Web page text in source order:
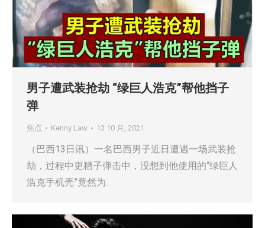
男子遭武装抢劫 “绿巨人浩克”帮他挡子
弹
焦点 Kenny Law 13 10 月, 2021
（巴西13日讯）一名巴西男子近日遭遇一场武装抢
劫，过程中更糟子弹击中，没想到他使用的“绿巨人
浩克手机壳”竟然为…